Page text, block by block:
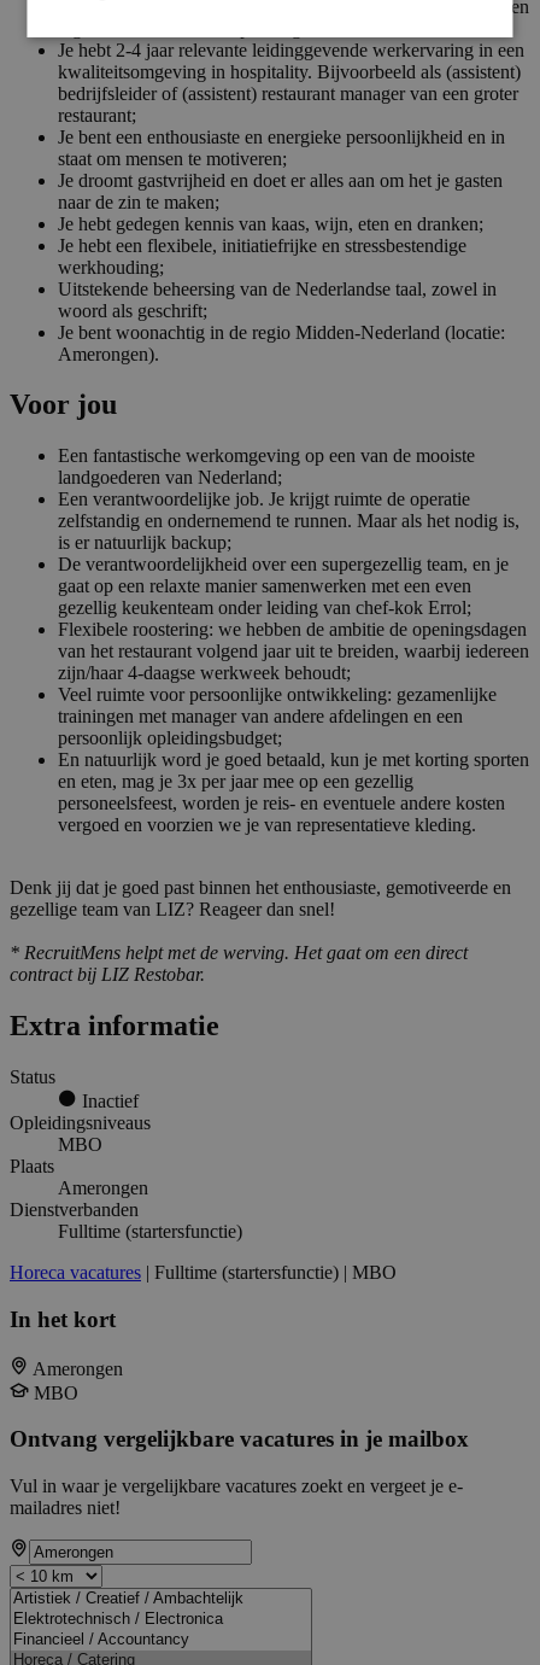
Je hebt een MBO of HBO werk/denkniveau, bij voorkeur een
Je hebt 2-4 jaar relevante leidinggevende werkervaring in een
kwaliteitsomgeving in hospitality. Bijvoorbeeld als (assistent)
bedrijfsleider of (assistent) restaurant manager van een groter
restaurant;
Je bent een enthousiaste en energieke persoonlijkheid en in
staat om mensen te motiveren;
Je droomt gastvrijheid en doet er alles aan om het je gasten
naar de zin te maken;
Je hebt gedegen kennis van kaas, wijn, eten en dranken;
Je hebt een flexibele, initiatiefrijke en stressbestendige
werkhouding;
Uitstekende beheersing van de Nederlandse taal, zowel in
woord als geschrift;
Je bent woonachtig in de regio Midden-Nederland (locatie:
Amerongen).
Voor jou
Een fantastische werkomgeving op een van de mooiste
landgoederen van Nederland;
Een verantwoordelijke job. Je krijgt ruimte de operatie
zelfstandig en ondernemend te runnen. Maar als het nodig is,
is er natuurlijk backup;
De verantwoordelijkheid over een supergezellig team, en je
gaat op een relaxte manier samenwerken met een even
gezellig keukenteam onder leiding van chef-kok Errol;
Flexibele roostering: we hebben de ambitie de openingsdagen
van het restaurant volgend jaar uit te breiden, waarbij iedereen
zijn/haar 4-daagse werkweek behoudt;
Veel ruimte voor persoonlijke ontwikkeling: gezamenlijke
trainingen met manager van andere afdelingen en een
persoonlijk opleidingsbudget;
En natuurlijk word je goed betaald, kun je met korting sporten
en eten, mag je 3x per jaar mee op een gezellig
personeelsfeest, worden je reis- en eventuele andere kosten
vergoed en voorzien we je van representatieve kleding.
Denk jij dat je goed past binnen het enthousiaste, gemotiveerde en
gezellige team van LIZ? Reageer dan snel!
* RecruitMens helpt met de werving. Het gaat om een direct
contract bij LIZ Restobar.
Extra informatie
Status
Inactief
Opleidingsniveaus
MBO
Plaats
Amerongen
Dienstverbanden
Fulltime (startersfunctie)
Horeca vacatures | Fulltime (startersfunctie) | MBO
In het kort
Amerongen
MBO
Ontvang vergelijkbare vacatures in je mailbox
Vul in waar je vergelijkbare vacatures zoekt en vergeet je e-
mailadres niet!